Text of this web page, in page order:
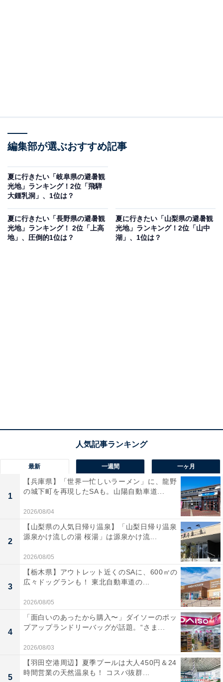
編集部が選ぶおすすめ記事
夏に行きたい「岐阜県の避暑観
光地」ランキング！2位「飛騨
大鍾乳洞」、1位は？
夏に行きたい「長野県の避暑観
光地」ランキング！ 2位「上高
地」、圧倒的1位は？
夏に行きたい「山梨県の避暑観
光地」ランキング！2位「山中
湖」、1位は？
最新 一週間 一ヶ月
1
【兵庫県】「世界一忙しいラーメン」に、龍野
の城下町を再現したSAも。山陽自動車道...
2026/08/04
2
【山梨県の人気日帰り温泉】「山梨日帰り温泉
源泉かけ流しの湯 桜湯」は源泉かけ流...
2026/08/05
3
【栃木県】アウトレット近くのSAに、600㎡の
広々ドッグランも！ 東北自動車道の...
2026/08/05
4
「面白いのあったから購入〜」ダイソーのポッ
プアップランドリーバッグが話題。“さま...
2026/08/03
5
【羽田空港周辺】夏季プールは大人450円＆24
時間営業の天然温泉も！ コスパ抜群...